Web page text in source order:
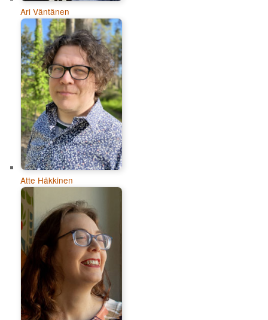
Ari Väntänen
Atte Häkkinen